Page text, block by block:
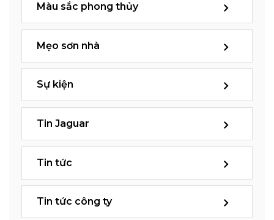
Màu sắc phong thủy
Mẹo sơn nhà
Sự kiện
Tin Jaguar
Tin tức
Tin tức công ty